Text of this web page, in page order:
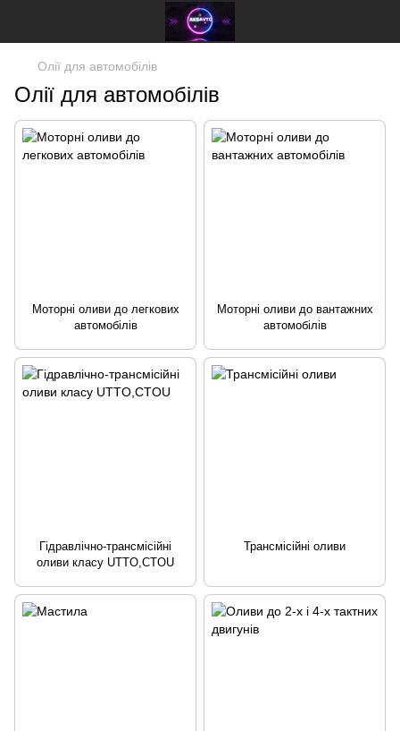
Олії для автомобілів
Олії для автомобілів
Моторні оливи до легкових
автомобілів
Моторні оливи до вантажних
автомобілів
Гідравлічно-трансмісійні
оливи класу UTTO,CTOU
Трансмісійні оливи